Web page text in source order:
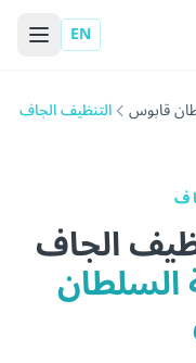
EN
قابوس التنظيف الجاف
الجاف
السلطان